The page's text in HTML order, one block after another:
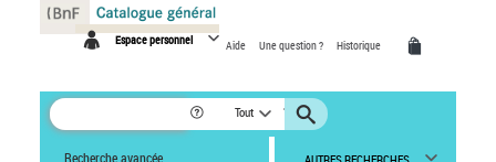
Espace personnel Aide Une question ? Historique
Tout
Recherche avancée
Panneau de gestion des cookies